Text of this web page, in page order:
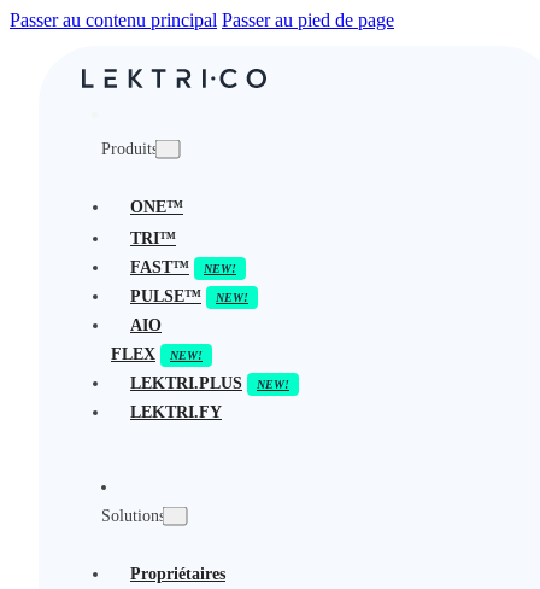
Passer au contenu principal Passer au pied de page
Produits
ONE™
TRI™
FAST™
PULSE™
AIO
FLEX
LEKTRI.PLUS
LEKTRI.FY
Solutions
Propriétaires